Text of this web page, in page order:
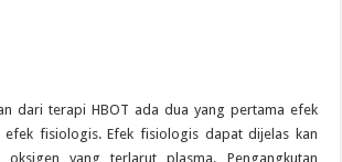
dari terapi HBOT ada dua yang pertama efek
efek fisiologis. Efek fisiologis dapat dijelas kan
oksigen yang terlarut plasma. Pengangkutan